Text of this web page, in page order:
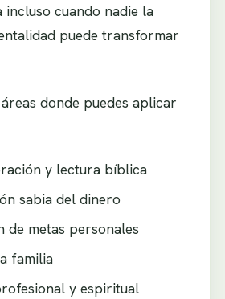
cuando nadie la
puede transformar
donde puedes aplicar
y lectura bíblica
sabia del dinero
de metas personales
familia
y espiritual